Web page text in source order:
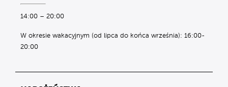
14:00 – 20:00
W okresie wakacyjnym (od lipca do końca września): 16:00-
20:00